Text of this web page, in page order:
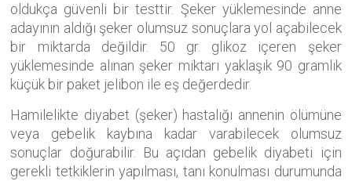
oldukça güvenli bir testtir. Şeker yüklemesinde anne
adayının aldığı şeker olumsuz sonuçlara yol açabilecek
bir miktarda değildir. 50 gr. glikoz içeren şeker
yüklemesinde alınan şeker miktarı yaklaşık 90 gramlık
küçük bir paket jelibon ile eş değerdedir.
Hamilelikte diyabet (şeker) hastalığı annenin ölümüne
veya gebelik kaybına kadar varabilecek olumsuz
sonuçlar doğurabilir. Bu açıdan gebelik diyabeti için
gerekli tetkiklerin yapılması, tanı konulması durumunda